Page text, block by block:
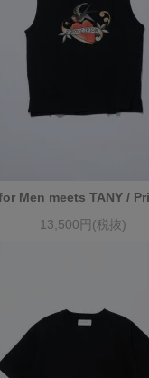
Men meets TANY /
13,500円(税抜)